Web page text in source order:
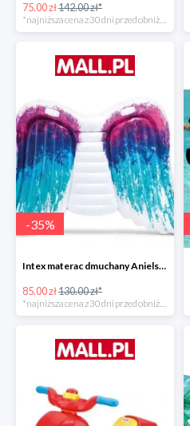
75.00 zł142.00 zł*
*najniższa cena z 30 dni przed obniżką
-35%
Intex materac dmuchany Anielskie skrzydła -34%
85.00 zł130.00 zł*